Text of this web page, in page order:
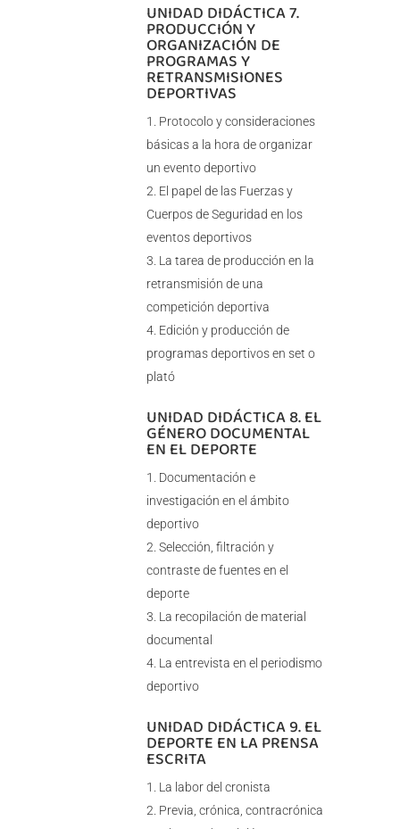
UNIDAD DIDÁCTICA 7.
PRODUCCIÓN Y
ORGANIZACIÓN DE
PROGRAMAS Y
RETRANSMISIONES
DEPORTIVAS
Protocolo y consideraciones
básicas a la hora de organizar
un evento deportivo
El papel de las Fuerzas y
Cuerpos de Seguridad en los
eventos deportivos
La tarea de producción en la
retransmisión de una
competición deportiva
Edición y producción de
programas deportivos en set o
plató
UNIDAD DIDÁCTICA 8. EL
GÉNERO DOCUMENTAL
EN EL DEPORTE
Documentación e
investigación en el ámbito
deportivo
Selección, filtración y
contraste de fuentes en el
deporte
La recopilación de material
documental
La entrevista en el periodismo
deportivo
UNIDAD DIDÁCTICA 9. EL
DEPORTE EN LA PRENSA
ESCRITA
La labor del cronista
Previa, crónica, contracrónica